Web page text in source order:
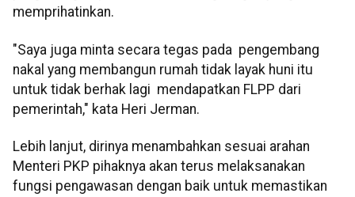
memprihatinkan.
"Saya juga minta secara tegas pada pengembang
nakal yang membangun rumah tidak layak huni itu
untuk tidak berhak lagi mendapatkan FLPP dari
pemerintah," kata Heri Jerman.
Lebih lanjut, dirinya menambahkan sesuai arahan
Menteri PKP pihaknya akan terus melaksanakan
fungsi pengawasan dengan baik untuk memastikan